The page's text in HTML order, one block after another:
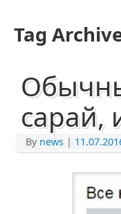
Tag
сарай,
By news |